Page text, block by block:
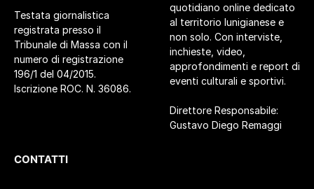
Testata giornalistica
registrata presso il
Tribunale di Massa con il
numero di registrazione
196/1 del 04/2015.
Iscrizione ROC. N. 36086.
quotidiano online dedicato
al territorio lunigianese e
non solo. Con interviste,
inchieste, video,
approfondimenti e report di
eventi culturali e sportivi.
Direttore Responsabile:
Gustavo Diego Remaggi
CONTATTI